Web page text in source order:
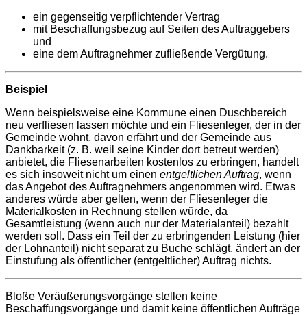
ein gegenseitig verpflichtender Vertrag
mit Beschaffungsbezug auf Seiten des Auftraggebers
und
eine dem Auftragnehmer zufließende Vergütung.
Beispiel
Wenn beispielsweise eine Kommune einen Duschbereich
neu verfliesen lassen möchte und ein Fliesenleger, der in der
Gemeinde wohnt, davon erfährt und der Gemeinde aus
Dankbarkeit (z. B. weil seine Kinder dort betreut werden)
anbietet, die Fliesenarbeiten kostenlos zu erbringen, handelt
es sich insoweit nicht um einen entgeltlichen Auftrag, wenn
das Angebot des Auftragnehmers angenommen wird. Etwas
anderes würde aber gelten, wenn der Fliesenleger die
Materialkosten in Rechnung stellen würde, da
Gesamtleistung (wenn auch nur der Materialanteil) bezahlt
werden soll. Dass ein Teil der zu erbringenden Leistung (hier
der Lohnanteil) nicht separat zu Buche schlägt, ändert an der
Einstufung als öffentlicher (entgeltlicher) Auftrag nichts.
Bloße Veräußerungsvorgänge stellen keine
Beschaffungsvorgänge und damit keine öffentlichen Aufträge